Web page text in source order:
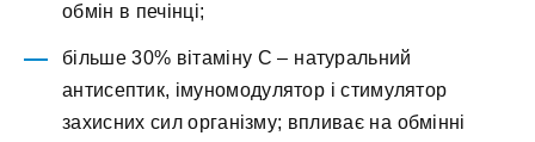
обмін в печінці;
більше 30% вітаміну С – натуральний
антисептик, імуномодулятор і стимулятор
захисних сил організму; впливає на обмінні